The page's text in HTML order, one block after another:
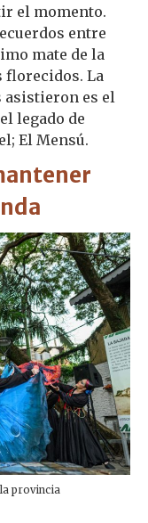
el momento.
entre
mate de la
florecidos. La
asistieron es el
legado de
El Mensú.
provincia